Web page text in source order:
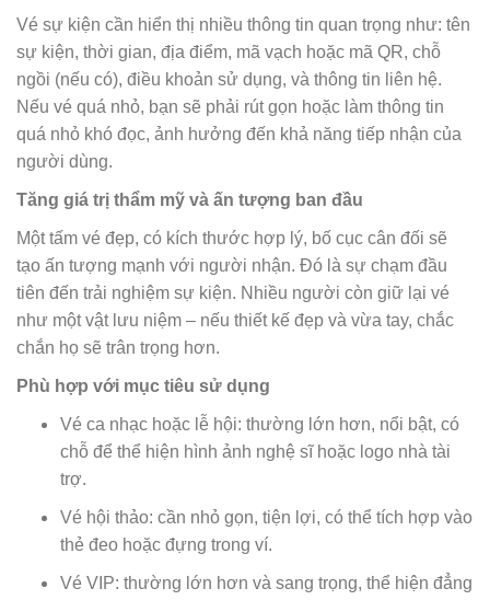
Vé sự kiện cần hiển thị nhiều thông tin quan trọng như: tên
sự kiện, thời gian, địa điểm, mã vạch hoặc mã QR, chỗ
ngồi (nếu có), điều khoản sử dụng, và thông tin liên hệ.
Nếu vé quá nhỏ, bạn sẽ phải rút gọn hoặc làm thông tin
quá nhỏ khó đọc, ảnh hưởng đến khả năng tiếp nhận của
người dùng.
Tăng giá trị thẩm mỹ và ấn tượng ban đầu
Một tấm vé đẹp, có kích thước hợp lý, bố cục cân đối sẽ
tạo ấn tượng mạnh với người nhận. Đó là sự chạm đầu
tiên đến trải nghiệm sự kiện. Nhiều người còn giữ lại vé
như một vật lưu niệm – nếu thiết kế đẹp và vừa tay, chắc
chắn họ sẽ trân trọng hơn.
Phù hợp với mục tiêu sử dụng
Vé ca nhạc hoặc lễ hội: thường lớn hơn, nổi bật, có
chỗ để thể hiện hình ảnh nghệ sĩ hoặc logo nhà tài
trợ.
Vé hội thảo: cần nhỏ gọn, tiện lợi, có thể tích hợp vào
thẻ đeo hoặc đựng trong ví.
Vé VIP: thường lớn hơn và sang trọng, thể hiện đẳng